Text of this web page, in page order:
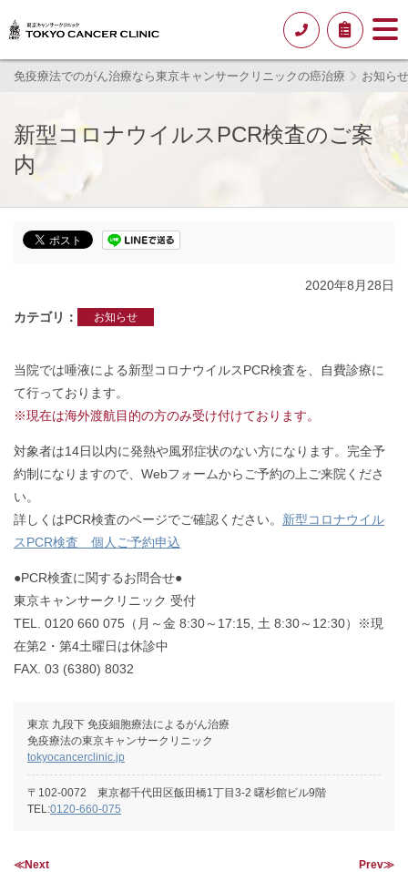
免疫療法でのがん治療なら東京キャンサークリニックの癌治療 お知らせ
新型コロナウイルスPCR検査のご案
内
2020年8月28日
カテゴリ お知らせ
当院では唾液による新型コロナウイルスPCR検査を、自費診療に
て行っております。
※現在は海外渡航目的の方のみ受け付けております。
対象者は14日以内に発熱や風邪症状のない方になります。完全予
約制になりますので、Webフォームからご予約の上ご来院くださ
い。
詳しくはPCR検査のページでご確認ください。 新型コロナウイル
スPCR検査 個人ご予約申込
●PCR検査に関するお問合せ●
東京キャンサークリニック 受付
TEL. 0120 660 075（月～金 8:30～17:15, 土 8:30～12:30）※現
在第2・第4土曜日は休診中
FAX. 03 (6380) 8032
東京 九段下 免疫細胞療法によるがん治療
免疫療法の東京キャンサークリニック
tokyocancerclinic.jp
〒102-0072 東京都千代田区飯田橋1丁目3-2 曙杉館ビル9階
TEL:0120-660-075
≪Next Prev≫